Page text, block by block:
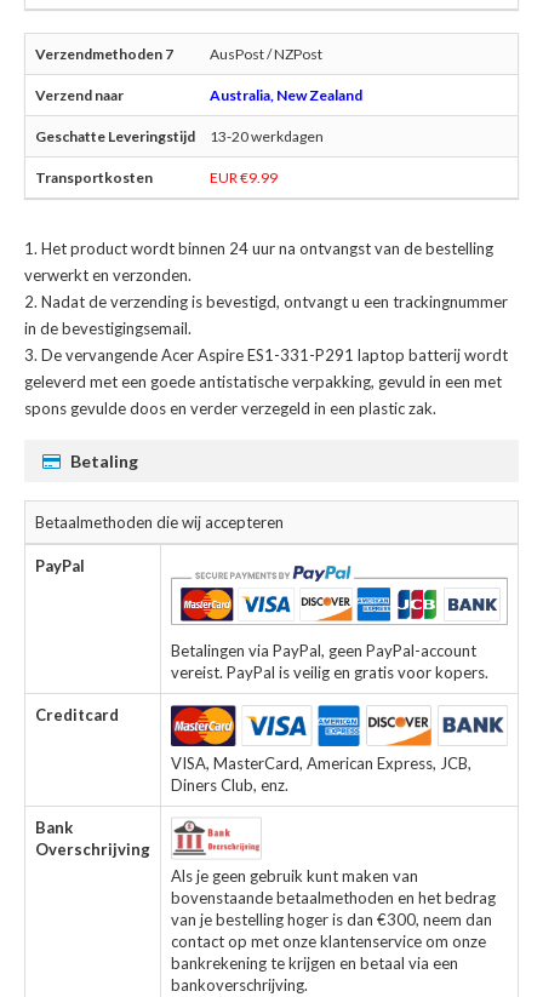
AusPost / NZPost
Australia, New Zealand
13-20 werkdagen
EUR €9.99
Het product wordt binnen 24 uur na ontvangst van de bestelling
verwerkt en verzonden.
Nadat de verzending is bevestigd, ontvangt u een trackingnummer
in de bevestigingsemail.
Devervangende Acer Aspire ES1-331-P291 laptop batterijwordt
geleverd met een goede antistatische verpakking, gevuld in een met
spons gevulde doos en verder verzegeld in een plastic zak.
Betaling
Betaalmethoden die wij accepteren
PayPal
Betalingen via PayPal, geen PayPal-account
vereist. PayPal is veilig en gratis voor kopers.
Creditcard
VISA, MasterCard, American Express, JCB,
Diners Club, enz.
Bank
Overschrijving
Als je geen gebruik kunt maken van
bovenstaande betaalmethoden en het bedrag
van je bestelling hoger is dan €300, neem dan
contact op met onze klantenservice om onze
bankrekening te krijgen en betaal via een
bankoverschrijving.